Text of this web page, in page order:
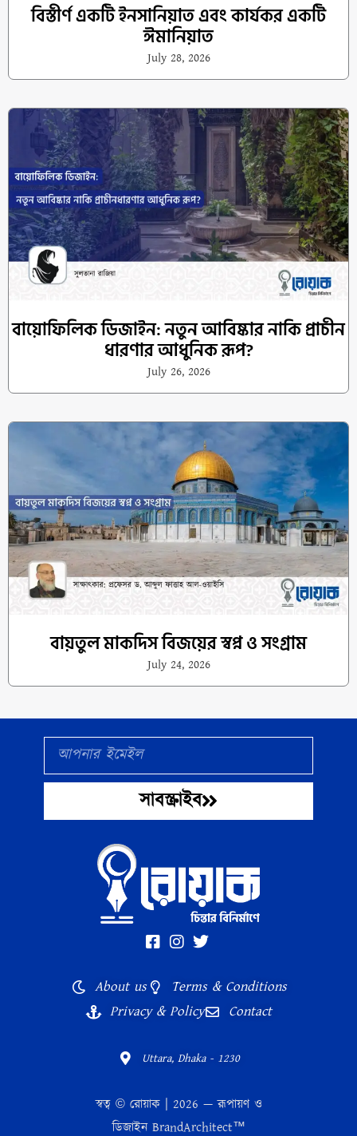
বিস্তীর্ণ একটি ইনসানিয়াত এবং কার্যকর একটি
ঈমানিয়াত
July 28, 2026
বায়োফিলিক ডিজাইন: নতুন আবিষ্কার নাকি প্রাচীন
ধারণার আধুনিক রূপ?
July 26, 2026
বায়তুল মাকদিস বিজয়ের স্বপ্ন ও সংগ্রাম
July 24, 2026
Email
সাবস্ক্রাইব
About us
Terms & Conditions
Privacy & Policy
Contact
Uttara, Dhaka - 1230
স্বত্ব © রোয়াক | 2026 — রূপায়ণ ও
ডিজাইন BrandArchitect™